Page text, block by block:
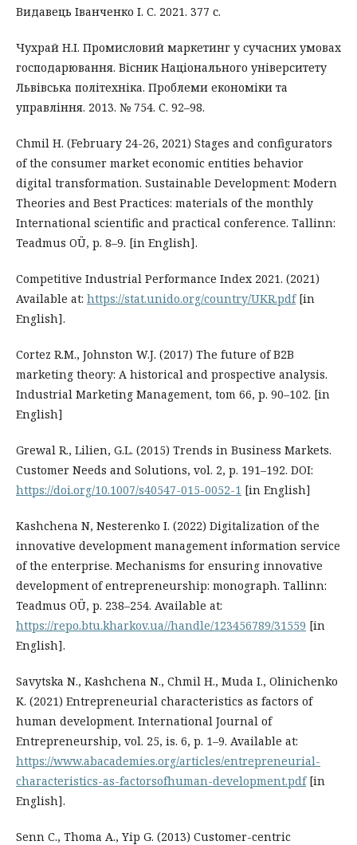
Видавець Іванченко І. С. 2021. 377 с.
Чухрай Н.І. Промисловий маркетинг у сучасних умовах
господарювання. Вісник Національного університету
Львівська політехніка. Проблеми економіки та
управління. 2013. № 754. С. 92–98.
Chmil H. (February 24-26, 2021) Stages and configurators
of the consumer market economic entities behavior
digital transformation. Sustainable Development: Modern
Theories and Best Practices: materials of the monthly
International scientific and practical conference. Tallinn:
Teadmus OÜ, p. 8–9. [in English].
Competitive Industrial Performance Index 2021. (2021)
Available at: https://stat.unido.org/country/UKR.pdf[in
English].
Cortez R.M., Johnston W.J. (2017) The future of B2B
marketing theory: A historical and prospective analysis.
Industrial Marketing Management, tom 66, p. 90–102. [in
English]
Grewal R., Lilien, G.L. (2015) Trends in Business Markets.
Customer Needs and Solutions, vol. 2, p. 191–192. DOI:
https://doi.org/10.1007/s40547-015-0052-1 [in English]
Kashchena N, Nesterenko I. (2022) Digitalization of the
innovative development management information service
of the enterprise. Mechanisms for ensuring innovative
development of entrepreneurship: monograph. Tallinn:
Teadmus OÜ, p. 238–254. Available at:
https://repo.btu.kharkov.ua//handle/123456789/31559 [in
English].
Savytska N., Kashchena N., Chmil H., Muda I., Olinichenko
K. (2021) Entrepreneurial characteristics as factors of
human development. International Journal of
Entrepreneurship, vol. 25, is. 6, p. 1–9. Available at:
https://www.abacademies.org/articles/entrepreneurial-
characteristics-as-factorsofhuman-development.pdf[in
English].
Senn C., Thoma A., Yip G. (2013) Customer-centric